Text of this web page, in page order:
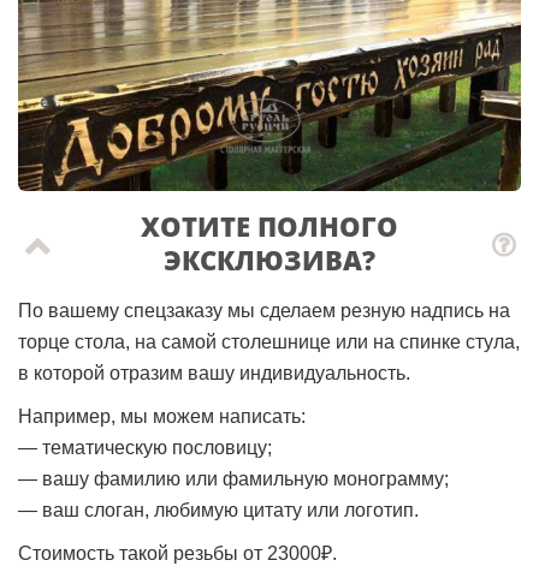
ХОТИТЕ ПОЛНОГО
ЭКСКЛЮЗИВА?
По вашему спецзаказу мы сделаем резную надпись на
торце стола, на самой столешнице или на спинке стула,
в которой отразим вашу индивидуальность.
Например, мы можем написать:
— тематическую пословицу;
— вашу фамилию или фамильную монограмму;
— ваш слоган, любимую цитату или логотип.
Стоимость такой резьбы от 23000₽.